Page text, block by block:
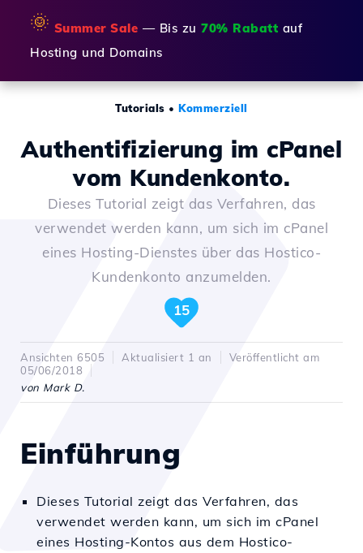
🌞 Summer Sale — Bis zu 70% Rabatt auf
Hosting und Domains
Tutorials •Kommerziell
Authentifizierung im cPanel
vom Kundenkonto.
Dieses Tutorial zeigt das Verfahren, das
verwendet werden kann, um sich im cPanel
eines Hosting-Dienstes über das Hostico-
Kundenkonto anzumelden.
15
Ansichten 6505 Aktualisiert 1 an
Veröffentlicht am
05/06/2018
von Mark D.
Einführung
Dieses Tutorial zeigt das Verfahren, das
verwendet werden kann, um sich im cPanel
eines Hosting-Kontos aus dem Hostico-